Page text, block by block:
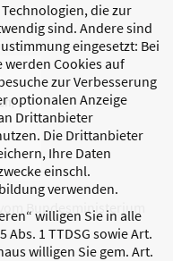
die zur
sind. Andere sind
eingesetzt: Bei
Cookies auf
zur Verbesserung
optionalen Anzeige
Drittanbieter
Die Drittanbieter
Ihre Daten
einschl.
verwenden.
willigen Sie in alle
1 TTDSG sowie Art.
willigen Sie gem. Art.
Bundesministerium